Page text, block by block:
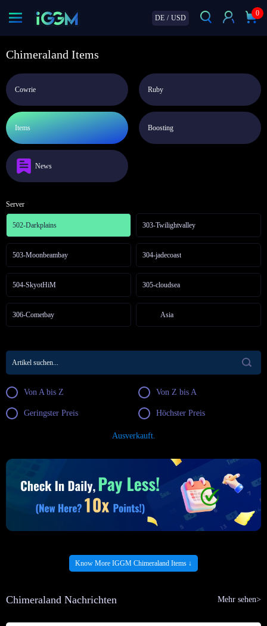
DE / USD
0
Chimeraland Items
Cowrie Ruby
Items Boosting
News
Server
502-Darkplains 303-Twilightvalley
503-Moonbeambay 304-jadecoast
504-SkyotHiM 305-cloudsea
306-Cometbay Asia
Von A bis Z Von Z bis A
Geringster Preis Höchster Preis
Ausverkauft.
Know More IGGM Chimeraland Items ↓
Chimeraland Nachrichten Mehr sehen>